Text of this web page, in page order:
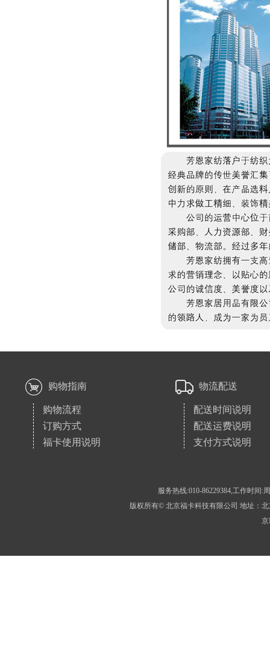
购物指南
购物流程
订购方式
福卡使用说明
物流配送
配送时间说明
配送运费说明
支付方式说明
服务热线:010-86229384,工作时间:
版权所有© 北京福卡科技有限公司 地址：
京